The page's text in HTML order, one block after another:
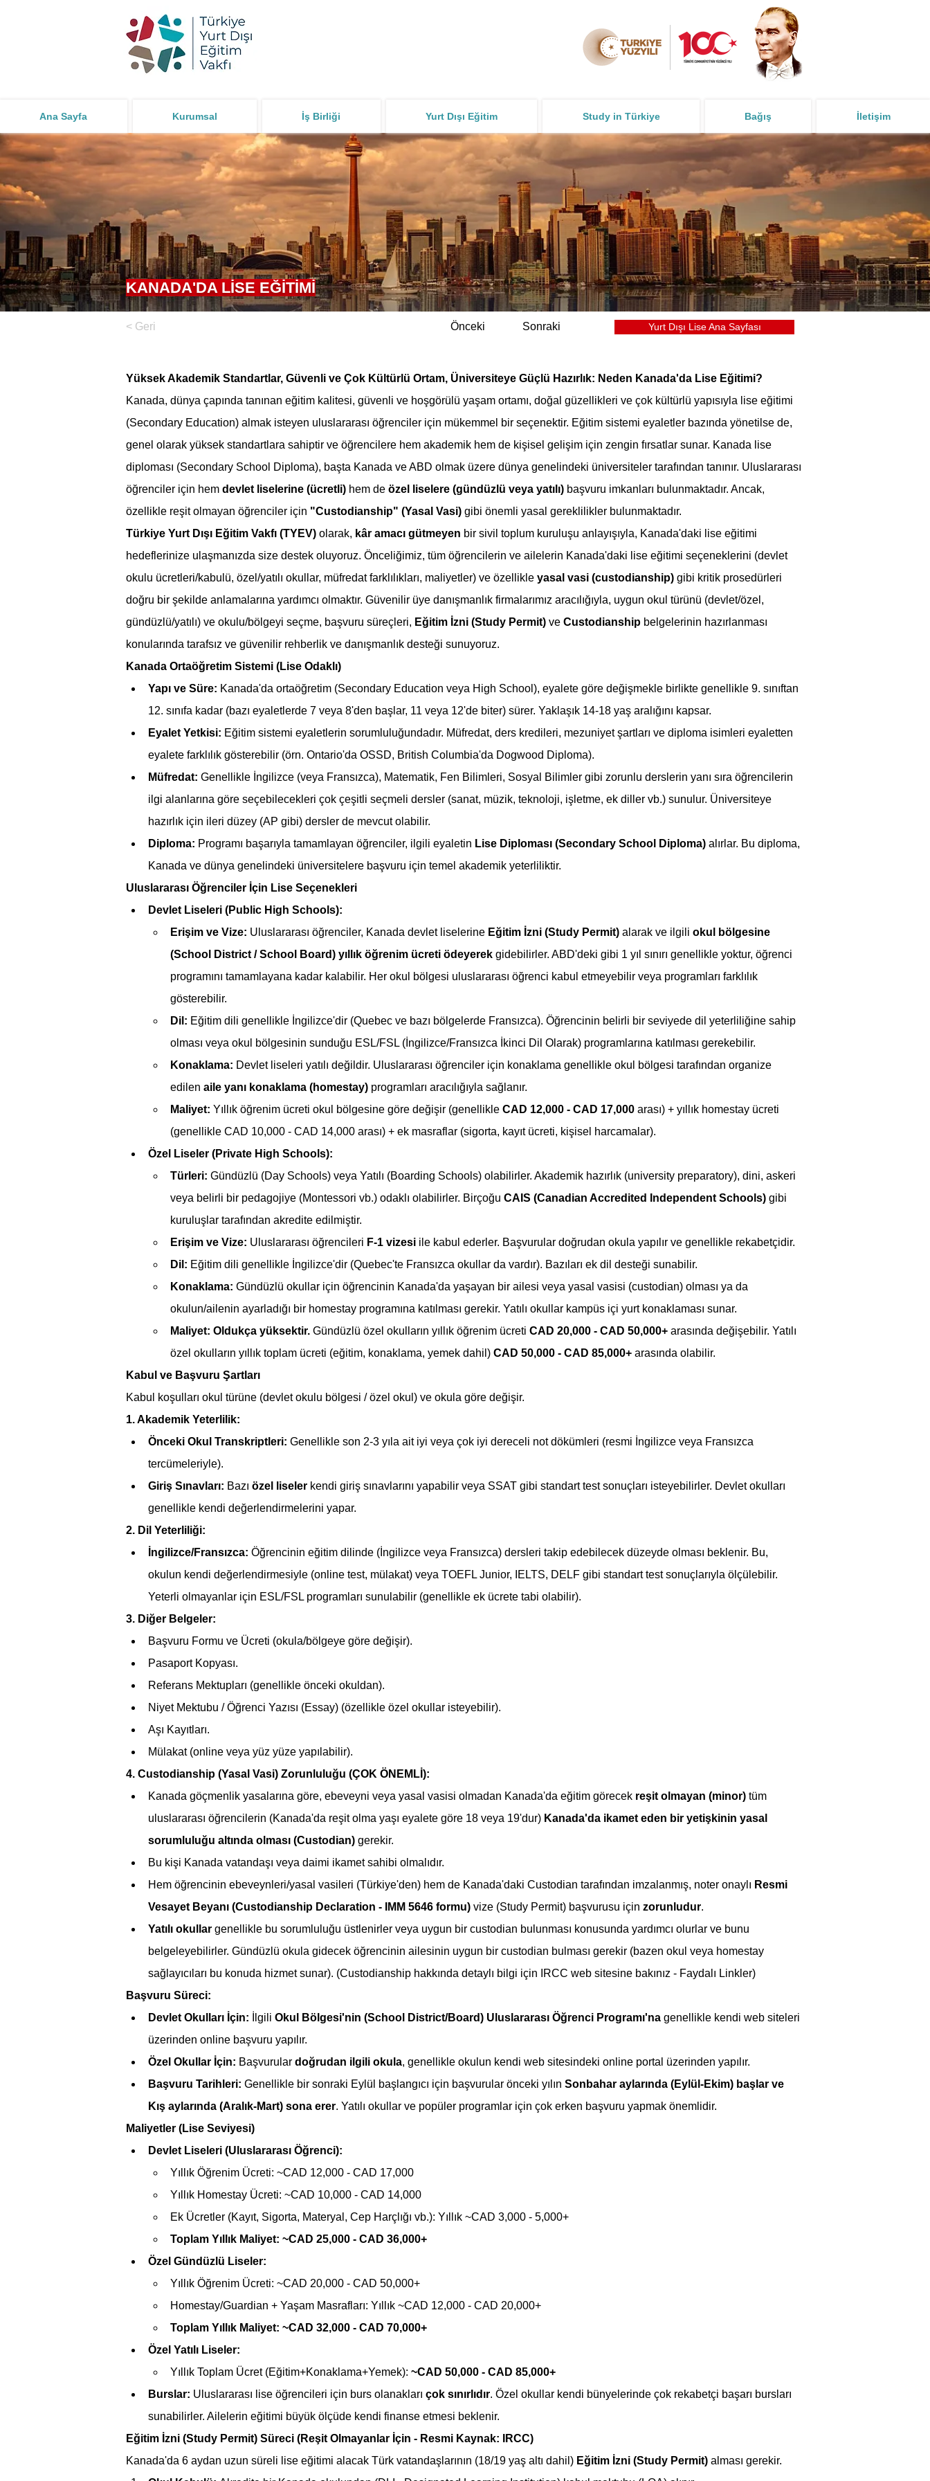
Ana Sayfa Kurumsal İş Birliği Yurt Dışı Eğitim Study in Türkiye Bağış İletişim
KANADA'DA LİSE EĞİTİMİ
< Geri Önceki Sonraki Yurt Dışı Lise Ana Sayfası
Yüksek Akademik Standartlar, Güvenli ve Çok Kültürlü Ortam, Üniversiteye Güçlü Hazırlık: Neden Kanada'da Lise Eğitimi?
Kanada, dünya çapında tanınan eğitim kalitesi, güvenli ve hoşgörülü yaşam ortamı, doğal güzellikleri ve çok kültürlü yapısıyla lise eğitimi
(Secondary Education) almak isteyen uluslararası öğrenciler için mükemmel bir seçenektir. Eğitim sistemi eyaletler bazında yönetilse de,
genel olarak yüksek standartlara sahiptir ve öğrencilere hem akademik hem de kişisel gelişim için zengin fırsatlar sunar. Kanada lise
diploması (Secondary School Diploma), başta Kanada ve ABD olmak üzere dünya genelindeki üniversiteler tarafından tanınır. Uluslararası
öğrenciler için hem devlet liselerine (ücretli) hem de özel liselere (gündüzlü veya yatılı) başvuru imkanları bulunmaktadır. Ancak,
özellikle reşit olmayan öğrenciler için "Custodianship" (Yasal Vasi) gibi önemli yasal gereklilikler bulunmaktadır.
Türkiye Yurt Dışı Eğitim Vakfı (TYEV) olarak, kâr amacı gütmeyen bir sivil toplum kuruluşu anlayışıyla, Kanada'daki lise eğitimi
hedeflerinize ulaşmanızda size destek oluyoruz. Önceliğimiz, tüm öğrencilerin ve ailelerin Kanada'daki lise eğitimi seçeneklerini (devlet
okulu ücretleri/kabulü, özel/yatılı okullar, müfredat farklılıkları, maliyetler) ve özellikle yasal vasi (custodianship) gibi kritik prosedürleri
doğru bir şekilde anlamalarına yardımcı olmaktır. Güvenilir üye danışmanlık firmalarımız aracılığıyla, uygun okul türünü (devlet/özel,
gündüzlü/yatılı) ve okulu/bölgeyi seçme, başvuru süreçleri, Eğitim İzni (Study Permit) ve Custodianship belgelerinin hazırlanması
konularında tarafsız ve güvenilir rehberlik ve danışmanlık desteği sunuyoruz.
Kanada Ortaöğretim Sistemi (Lise Odaklı)
Yapı ve Süre: Kanada'da ortaöğretim (Secondary Education veya High School), eyalete göre değişmekle birlikte genellikle 9. sınıftan
12. sınıfa kadar (bazı eyaletlerde 7 veya 8'den başlar, 11 veya 12'de biter) sürer. Yaklaşık 14-18 yaş aralığını kapsar.
Eyalet Yetkisi: Eğitim sistemi eyaletlerin sorumluluğundadır. Müfredat, ders kredileri, mezuniyet şartları ve diploma isimleri eyaletten
eyalete farklılık gösterebilir (örn. Ontario'da OSSD, British Columbia'da Dogwood Diploma).
Müfredat: Genellikle İngilizce (veya Fransızca), Matematik, Fen Bilimleri, Sosyal Bilimler gibi zorunlu derslerin yanı sıra öğrencilerin
ilgi alanlarına göre seçebilecekleri çok çeşitli seçmeli dersler (sanat, müzik, teknoloji, işletme, ek diller vb.) sunulur. Üniversiteye
hazırlık için ileri düzey (AP gibi) dersler de mevcut olabilir.
Diploma: Programı başarıyla tamamlayan öğrenciler, ilgili eyaletin Lise Diploması (Secondary School Diploma) alırlar. Bu diploma,
Kanada ve dünya genelindeki üniversitelere başvuru için temel akademik yeterliliktir.
Uluslararası Öğrenciler İçin Lise Seçenekleri
Devlet Liseleri (Public High Schools):
Erişim ve Vize: Uluslararası öğrenciler, Kanada devlet liselerine Eğitim İzni (Study Permit) alarak ve ilgili okul bölgesine
(School District / School Board) yıllık öğrenim ücreti ödeyerek gidebilirler. ABD'deki gibi 1 yıl sınırı genellikle yoktur, öğrenci
programını tamamlayana kadar kalabilir. Her okul bölgesi uluslararası öğrenci kabul etmeyebilir veya programları farklılık
gösterebilir.
Dil: Eğitim dili genellikle İngilizce'dir (Quebec ve bazı bölgelerde Fransızca). Öğrencinin belirli bir seviyede dil yeterliliğine sahip
olması veya okul bölgesinin sunduğu ESL/FSL (İngilizce/Fransızca İkinci Dil Olarak) programlarına katılması gerekebilir.
Konaklama: Devlet liseleri yatılı değildir. Uluslararası öğrenciler için konaklama genellikle okul bölgesi tarafından organize
edilen aile yanı konaklama (homestay) programları aracılığıyla sağlanır.
Maliyet: Yıllık öğrenim ücreti okul bölgesine göre değişir (genellikle CAD 12,000 - CAD 17,000 arası) + yıllık homestay ücreti
(genellikle CAD 10,000 - CAD 14,000 arası) + ek masraflar (sigorta, kayıt ücreti, kişisel harcamalar).
Özel Liseler (Private High Schools):
Türleri: Gündüzlü (Day Schools) veya Yatılı (Boarding Schools) olabilirler. Akademik hazırlık (university preparatory), dini, askeri
veya belirli bir pedagojiye (Montessori vb.) odaklı olabilirler. Birçoğu CAIS (Canadian Accredited Independent Schools) gibi
kuruluşlar tarafından akredite edilmiştir.
Erişim ve Vize: Uluslararası öğrencileri F-1 vizesi ile kabul ederler. Başvurular doğrudan okula yapılır ve genellikle rekabetçidir.
Dil: Eğitim dili genellikle İngilizce'dir (Quebec'te Fransızca okullar da vardır). Bazıları ek dil desteği sunabilir.
Konaklama: Gündüzlü okullar için öğrencinin Kanada'da yaşayan bir ailesi veya yasal vasisi (custodian) olması ya da
okulun/ailenin ayarladığı bir homestay programına katılması gerekir. Yatılı okullar kampüs içi yurt konaklaması sunar.
Maliyet: Oldukça yüksektir. Gündüzlü özel okulların yıllık öğrenim ücreti CAD 20,000 - CAD 50,000+ arasında değişebilir. Yatılı
özel okulların yıllık toplam ücreti (eğitim, konaklama, yemek dahil) CAD 50,000 - CAD 85,000+ arasında olabilir.
Kabul ve Başvuru Şartları
Kabul koşulları okul türüne (devlet okulu bölgesi / özel okul) ve okula göre değişir.
1. Akademik Yeterlilik:
Önceki Okul Transkriptleri: Genellikle son 2-3 yıla ait iyi veya çok iyi dereceli not dökümleri (resmi İngilizce veya Fransızca
tercümeleriyle).
Giriş Sınavları: Bazı özel liseler kendi giriş sınavlarını yapabilir veya SSAT gibi standart test sonuçları isteyebilirler. Devlet okulları
genellikle kendi değerlendirmelerini yapar.
2. Dil Yeterliliği:
İngilizce/Fransızca: Öğrencinin eğitim dilinde (İngilizce veya Fransızca) dersleri takip edebilecek düzeyde olması beklenir. Bu,
okulun kendi değerlendirmesiyle (online test, mülakat) veya TOEFL Junior, IELTS, DELF gibi standart test sonuçlarıyla ölçülebilir.
Yeterli olmayanlar için ESL/FSL programları sunulabilir (genellikle ek ücrete tabi olabilir).
3. Diğer Belgeler:
Başvuru Formu ve Ücreti (okula/bölgeye göre değişir).
Pasaport Kopyası.
Referans Mektupları (genellikle önceki okuldan).
Niyet Mektubu / Öğrenci Yazısı (Essay) (özellikle özel okullar isteyebilir).
Aşı Kayıtları.
Mülakat (online veya yüz yüze yapılabilir).
4. Custodianship (Yasal Vasi) Zorunluluğu (ÇOK ÖNEMLİ):
Kanada göçmenlik yasalarına göre, ebeveyni veya yasal vasisi olmadan Kanada'da eğitim görecek reşit olmayan (minor) tüm
uluslararası öğrencilerin (Kanada'da reşit olma yaşı eyalete göre 18 veya 19'dur) Kanada'da ikamet eden bir yetişkinin yasal
sorumluluğu altında olması (Custodian) gerekir.
Bu kişi Kanada vatandaşı veya daimi ikamet sahibi olmalıdır.
Hem öğrencinin ebeveynleri/yasal vasileri (Türkiye'den) hem de Kanada'daki Custodian tarafından imzalanmış, noter onaylı Resmi
Vesayet Beyanı (Custodianship Declaration - IMM 5646 formu) vize (Study Permit) başvurusu için zorunludur.
Yatılı okullar genellikle bu sorumluluğu üstlenirler veya uygun bir custodian bulunması konusunda yardımcı olurlar ve bunu
belgeleyebilirler. Gündüzlü okula gidecek öğrencinin ailesinin uygun bir custodian bulması gerekir (bazen okul veya homestay
sağlayıcıları bu konuda hizmet sunar). (Custodianship hakkında detaylı bilgi için IRCC web sitesine bakınız - Faydalı Linkler)
Başvuru Süreci:
Devlet Okulları İçin: İlgili Okul Bölgesi'nin (School District/Board) Uluslararası Öğrenci Programı'na genellikle kendi web siteleri
üzerinden online başvuru yapılır.
Özel Okullar İçin: Başvurular doğrudan ilgili okula, genellikle okulun kendi web sitesindeki online portal üzerinden yapılır.
Başvuru Tarihleri: Genellikle bir sonraki Eylül başlangıcı için başvurular önceki yılın Sonbahar aylarında (Eylül-Ekim) başlar ve
Kış aylarında (Aralık-Mart) sona erer. Yatılı okullar ve popüler programlar için çok erken başvuru yapmak önemlidir.
Maliyetler (Lise Seviyesi)
Devlet Liseleri (Uluslararası Öğrenci):
Yıllık Öğrenim Ücreti: ~CAD 12,000 - CAD 17,000
Yıllık Homestay Ücreti: ~CAD 10,000 - CAD 14,000
Ek Ücretler (Kayıt, Sigorta, Materyal, Cep Harçlığı vb.): Yıllık ~CAD 3,000 - 5,000+
Toplam Yıllık Maliyet: ~CAD 25,000 - CAD 36,000+
Özel Gündüzlü Liseler:
Yıllık Öğrenim Ücreti: ~CAD 20,000 - CAD 50,000+
Homestay/Guardian + Yaşam Masrafları: Yıllık ~CAD 12,000 - CAD 20,000+
Toplam Yıllık Maliyet: ~CAD 32,000 - CAD 70,000+
Özel Yatılı Liseler:
Yıllık Toplam Ücret (Eğitim+Konaklama+Yemek): ~CAD 50,000 - CAD 85,000+
Burslar: Uluslararası lise öğrencileri için burs olanakları çok sınırlıdır. Özel okullar kendi bünyelerinde çok rekabetçi başarı bursları
sunabilirler. Ailelerin eğitimi büyük ölçüde kendi finanse etmesi beklenir.
Eğitim İzni (Study Permit) Süreci (Reşit Olmayanlar İçin - Resmi Kaynak: IRCC)
Kanada'da 6 aydan uzun süreli lise eğitimi alacak Türk vatandaşlarının (18/19 yaş altı dahil) Eğitim İzni (Study Permit) alması gerekir.